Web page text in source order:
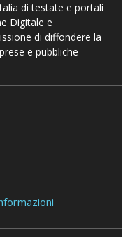
di testate e portali
Digitale e
di diffondere la
e pubbliche